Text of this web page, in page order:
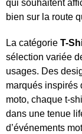
qui souhaitent
bien sur la route
La catégorie T-
sélection variée
usages. Des
marqués inspirés
moto, chaque t-
dans une tenue
d’événements